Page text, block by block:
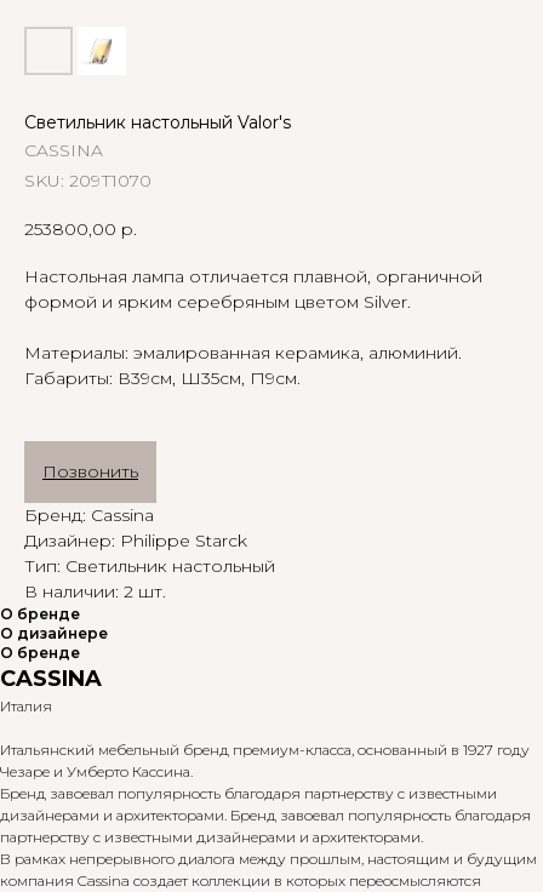
Светильник настольный Valor's
CASSINA
SKU: 209Т1070
253800,00 р.
Настольная лампа отличается плавной, органичной
формой и ярким серебряным цветом Silver.
Материалы: эмалированная керамика, алюминий.
Габариты: В39см, Ш35см, Г19см.
Позвонить
Бренд: Cassina
Дизайнер: Philippe Starck
Тип: Светильник настольный
В наличии: 2 шт.
О бренде
О дизайнере
О бренде
CASSINA
Италия
Итальянский мебельный бренд премиум-класса, основанный в 1927 году
Чезаре и Умберто Кассина.
Бренд завоевал популярность благодаря партнерству с известными
дизайнерами и архитекторами. Бренд завоевал популярность благодаря
партнерству с известными дизайнерами и архитекторами.
В рамках непрерывного диалога между прошлым, настоящим и будущим
компания Cassina создает коллекции в которых переосмысляются